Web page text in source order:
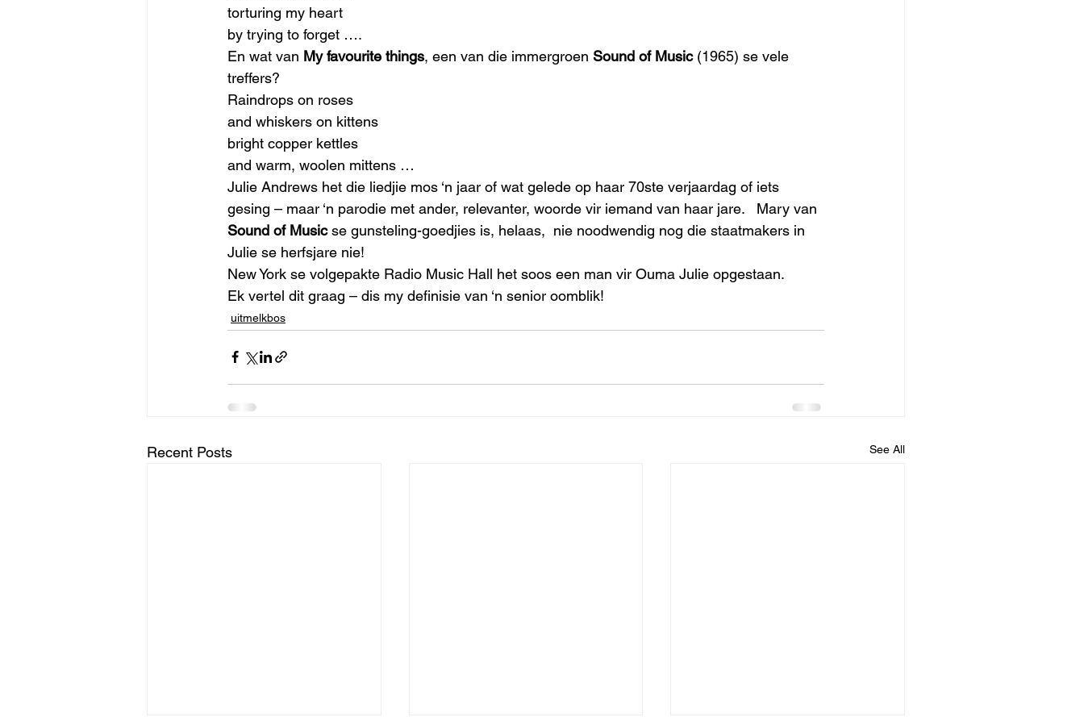
torturing my heart
by trying to forget ….
En wat van My favourite things, een van die immergroen Sound of Music (1965) se vele
treffers?
Raindrops on roses
and whiskers on kittens
bright copper kettles
and warm, woolen mittens …
Julie Andrews het die liedjie mos ‘n jaar of wat gelede op haar 70ste verjaardag of iets
gesing – maar ‘n parodie met ander, relevanter, woorde vir iemand van haar jare.   Mary van
Sound of Music se gunsteling-goedjies is, helaas,  nie noodwendig nog die staatmakers in
Julie se herfsjare nie!
New York se volgepakte Radio Music Hall het soos een man vir Ouma Julie opgestaan.
Ek vertel dit graag – dis my definisie van ‘n senior oomblik!
uitmelkbos
Recent Posts See All